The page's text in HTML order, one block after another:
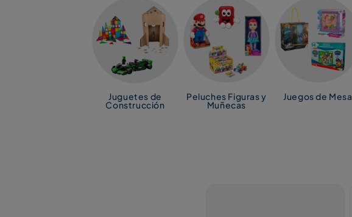
Juguetes de
Construcción
Peluches Figuras y
Muñecas
Juegos de Mesa